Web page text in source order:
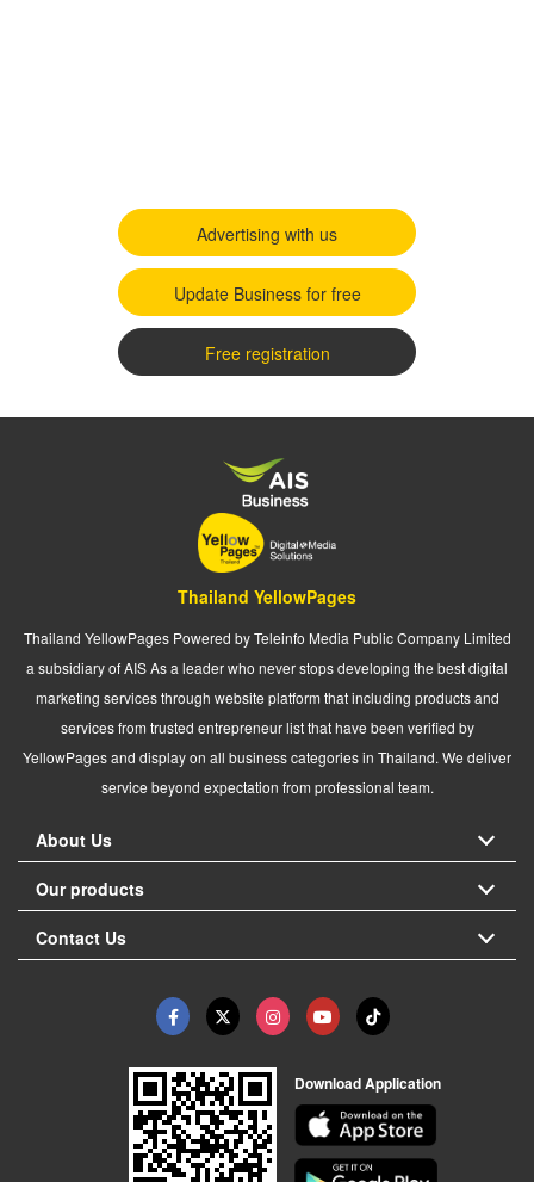
Advertising with us
Update Business for free
Free registration
Thailand YellowPages
Thailand YellowPages Powered by Teleinfo Media Public Company Limited
a subsidiary of AIS As a leader who never stops developing the best digital
marketing services through website platform that including products and
services from trusted entrepreneur list that have been verified by
YellowPages and display on all business categories in Thailand. We deliver
service beyond expectation from professional team.
About Us
Our products
Contact Us
Download Application